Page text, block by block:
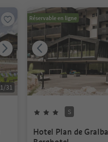
1/31
Réservable en ligne
Étoiles
S
Hotel Plan de